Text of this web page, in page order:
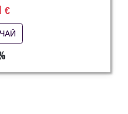
€